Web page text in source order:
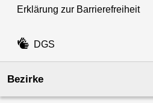
Erklärung zur Barrierefreiheit
DGS
Bezirke